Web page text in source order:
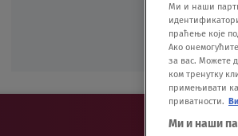
NAJNOVIJE
Ми и наши
праћење које
Ако
за вас. Можете
ком тренутку
примењивати
приватности.
Ми и наши